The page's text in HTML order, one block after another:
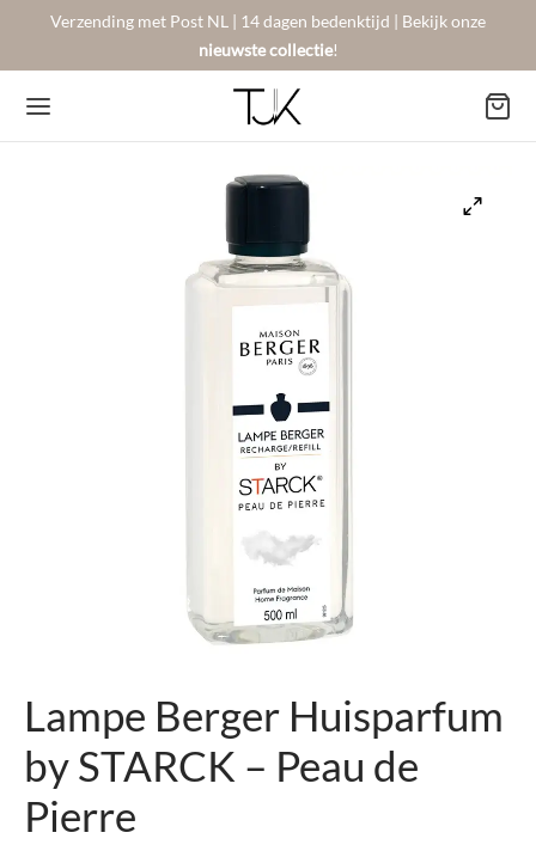
Verzending met Post NL | 14 dagen bedenktijd | Bekijk onze
nieuwste collectie!
Lampe Berger Huisparfum
by STARCK – Peau de
Pierre
Kussens
& Schalen